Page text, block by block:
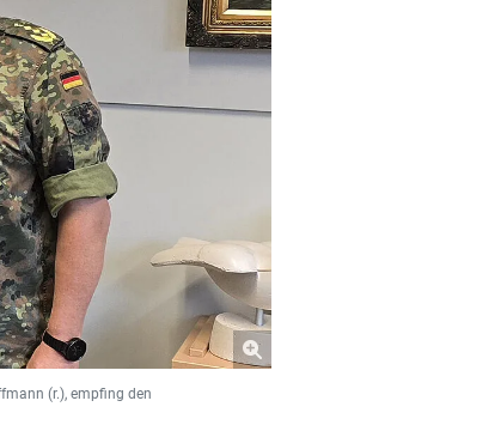
(r.), empfing den